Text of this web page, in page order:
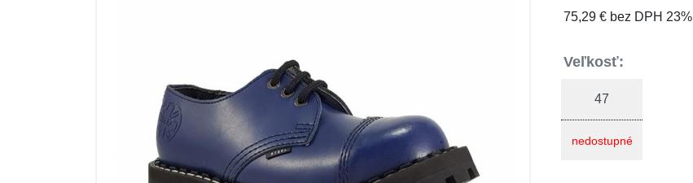
75,29 € bez DPH 23%
Veľkosť:
47
nedostupné